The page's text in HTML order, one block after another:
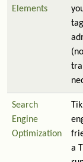
Elements
Search
Engine
Optimization
a